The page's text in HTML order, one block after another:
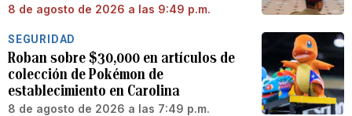
8 de agosto de 2026 a las 9:49 p.m.
SEGURIDAD
Roban sobre $30,000 en artículos de
colección de Pokémon de
establecimiento en Carolina
8 de agosto de 2026 a las 7:49 p.m.